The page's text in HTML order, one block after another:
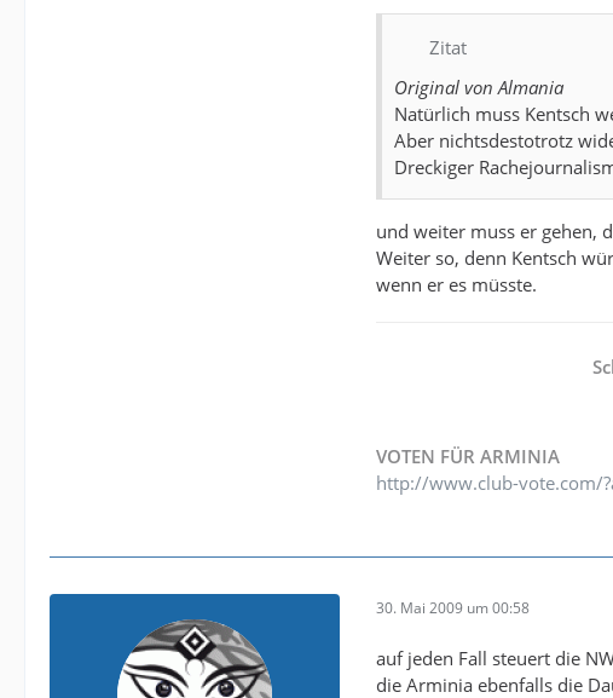
Zitat
Original von Almania
Natürlich muss Kentsch
Aber nichtsdestotrotz
Dreckiger
und weiter muss er gehen,
Weiter so, denn Kentsch
wenn er es müsste.
VOTEN FÜR ARMINIA
http://www.club-vote.com/
30. Mai 2009 um 00:58
auf jeden Fall steuert die
die Arminia ebenfalls die